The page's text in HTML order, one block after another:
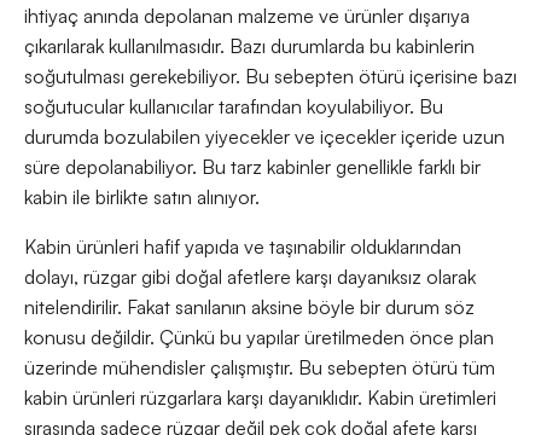
ihtiyaç anında depolanan malzeme ve ürünler dışarıya
çıkarılarak kullanılmasıdır. Bazı durumlarda bu kabinlerin
soğutulması gerekebiliyor. Bu sebepten ötürü içerisine bazı
soğutucular kullanıcılar tarafından koyulabiliyor. Bu
durumda bozulabilen yiyecekler ve içecekler içeride uzun
süre depolanabiliyor. Bu tarz kabinler genellikle farklı bir
kabin ile birlikte satın alınıyor.
Kabin ürünleri hafif yapıda ve taşınabilir olduklarından
dolayı, rüzgar gibi doğal afetlere karşı dayanıksız olarak
nitelendirilir. Fakat sanılanın aksine böyle bir durum söz
konusu değildir. Çünkü bu yapılar üretilmeden önce plan
üzerinde mühendisler çalışmıştır. Bu sebepten ötürü tüm
kabin ürünleri rüzgarlara karşı dayanıklıdır. Kabin üretimleri
sırasında sadece rüzgar değil pek çok doğal afete karşı